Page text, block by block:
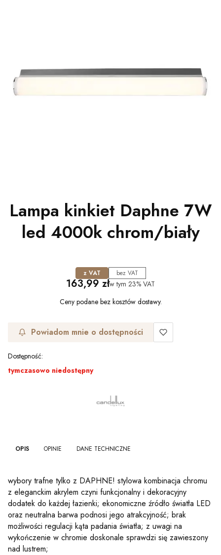
Lampa kinkiet Daphne 7W
led 4000k chrom/biały
z VAT bez VAT
Cena
163,99 złw tym 23% VAT
Ceny podane bez kosztów dostawy.
Powiadom mnie o dostępności
Dostępność:
tymczasowo niedostępny
OPIS OPINIE DANE TECHNICZNE
wybory trafne tylko z DAPHNE! stylowa kombinacja chromu
z eleganckim akrylem czyni funkcjonalny i dekoracyjny
dodatek do każdej łazienki; ekonomiczne źródło światła LED
oraz neutralna barwa podnosi jego atrakcyjność; brak
możliwości regulacji kąta padania światła; z uwagi na
wykończenie w chromie doskonale sprawdzi się zawieszony
nad lustrem;